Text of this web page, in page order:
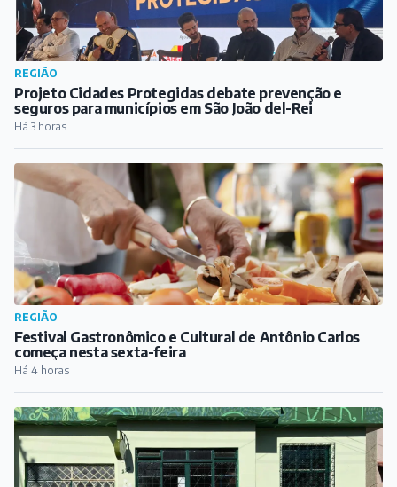
REGIÃO
Projeto Cidades Protegidas debate prevenção e
seguros para municípios em São João del-Rei
Há 3 horas
REGIÃO
Festival Gastronômico e Cultural de Antônio Carlos
começa nesta sexta-feira
Há 4 horas